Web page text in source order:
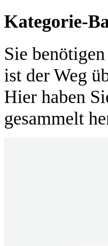
Kategorie-
Sie
ist der Weg
Hier haben
gesammelt